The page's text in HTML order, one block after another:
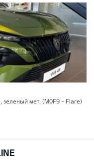
зеленый мет. (M0F9 - Flare)